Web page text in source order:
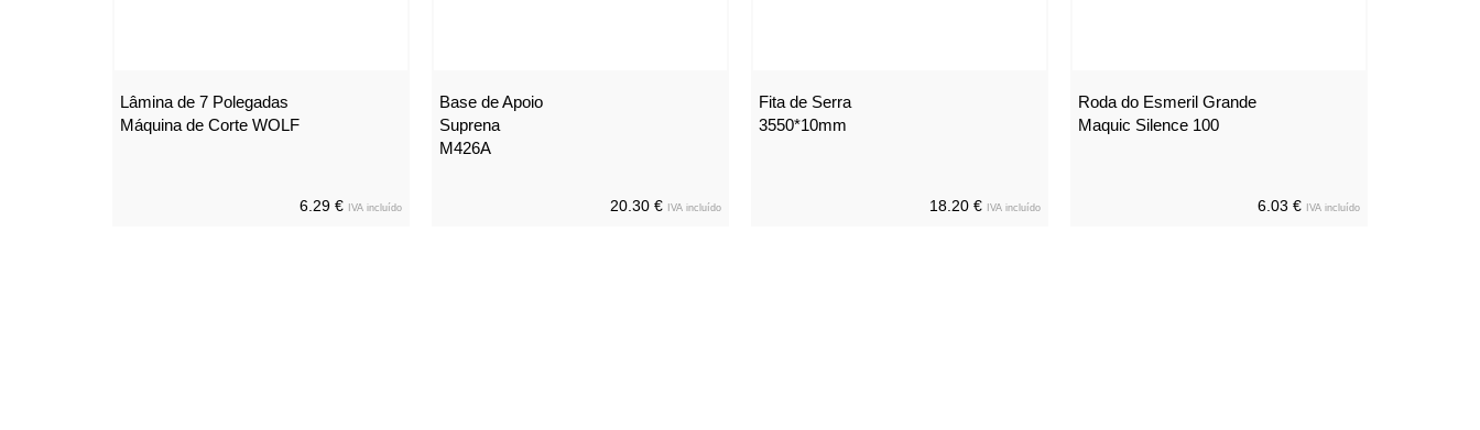
Lâmina de 7 Polegadas
Máquina de Corte WOLF
6.29 € IVA incluído
Base de Apoio
Suprena
M426A
20.30 € IVA incluído
Fita de Serra
3550*10mm
18.20 € IVA incluído
Roda do Esmeril Grande
Maquic Silence 100
6.03 € IVA incluído